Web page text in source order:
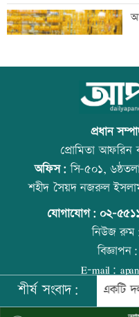
প্রধান
প্রোমিতা আফরিন
অফিস:সি-৫০১,
শহীদ সৈয়দ নজরুল
যোগাযোগ: ০২-
নিউজ
বিজ্ঞাপন:
E-mail:
©২০২৬ |আপন দেশ
শীর্ষ সংবাদ:
বিরুদ্ধে একটি দল